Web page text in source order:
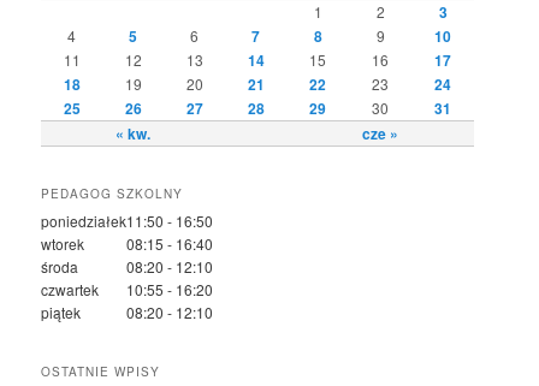
« kw. cze »
1 2 3
4 5 6 7 8 9 10
11 12 13 14 15 16
17
18
19 20 21 22 23
24
25
26 27 28 29 30 31
PEDAGOG SZKOLNY
poniedziałek11:50 - 16:50
wtorek
08:15 - 16:40
środa
08:20 - 12:10
czwartek
10:55 - 16:20
piątek
08:20 - 12:10
OSTATNIE WPISY